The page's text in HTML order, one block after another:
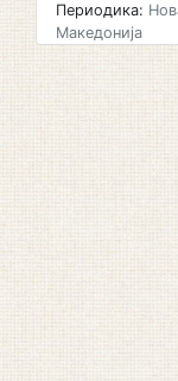
Периодика:
Македонија